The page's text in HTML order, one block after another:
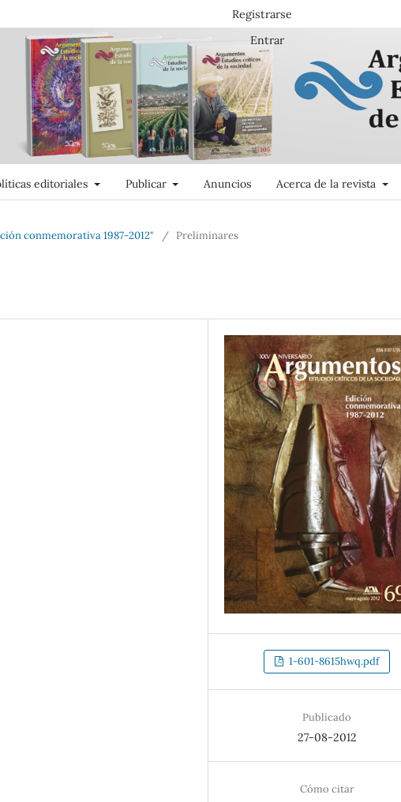
editoriales Publicar Anuncios Acerca de la revista
Registrarse
Entrar
conmemorativa 1987-2012" / Preliminares
1-601-8615hwq.pdf
Publicado
27-08-2012
Cómo citar